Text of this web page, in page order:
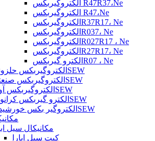
الکتروگیربکس R47R37،Ne
الکتروگیربکس R47،Ne
الکتروگیربکسR37R17، Ne
الکتروگیربکسR037، Ne
الکتروگیربکسR027R17 ، Ne
الکتروگیربکسR27R17، Ne
الکترو گیربکسR07 ، Ne
الکتروگیربکس حلزونیSEW
الکتروگیربکس صنعتیSEW
الکتروگیربکس آویزSEW
الکترو گیربکس کرانویلSEW
الکتروگیر بکس خورشیدیSEW
مکانیکال سیل
کیت سیل ابارا